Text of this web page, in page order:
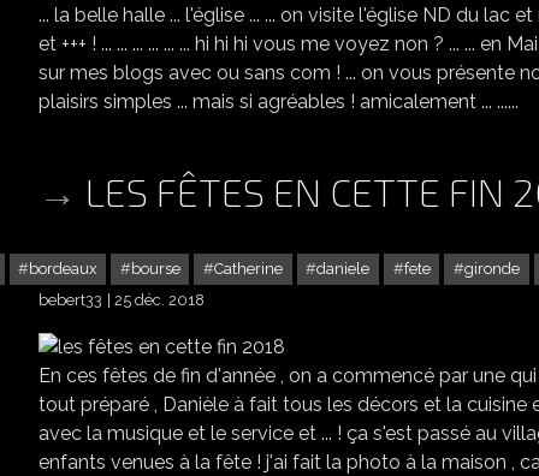
... la belle halle ... l'église ... ... on visite l'église ND du lac
et +++ ! ... ... ... ... ... ... hi hi hi vous me voyez non ? ... ... en
sur mes blogs avec ou sans com ! ... on vous présente
plaisirs simples ... mais si agréables ! amicalement ... ......
LES FÊTES EN CETTE FIN
bordeaux bourse Catherine daniele fete
gironde
bebert33
25 déc. 2018
En ces fêtes de fin d'année , on a commencé par une
tout préparé , Danièle à fait tous les décors et la cuisine
avec la musique et le service et ... ! ça s'est passé au
enfants venues à la fête ! j'ai fait la photo à la maison ,